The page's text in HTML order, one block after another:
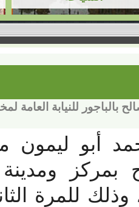
للنيابة العامة
أبو ليمون
ومدينة
للمرة